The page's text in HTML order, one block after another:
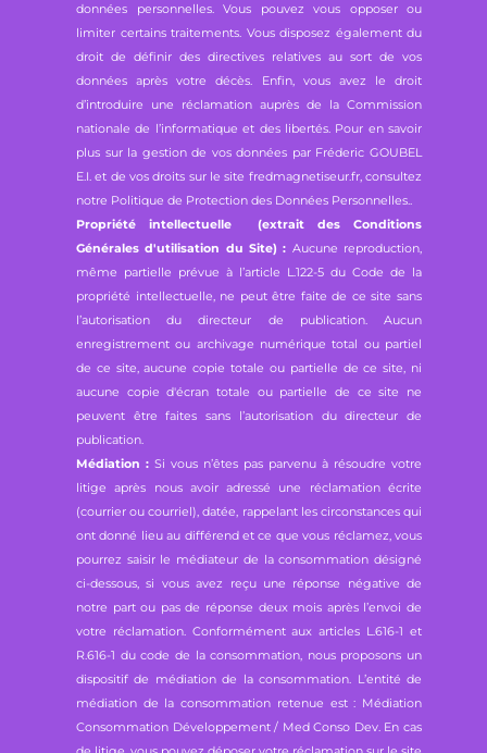
données personnelles. Vous pouvez vous opposer ou
limiter certains traitements. Vous disposez également du
droit de définir des directives relatives au sort de vos
données après votre décès. Enfin, vous avez le droit
d’introduire une réclamation auprès de la Commission
nationale de l’informatique et des libertés. Pour en savoir
plus sur la gestion de vos données par Fréderic GOUBEL
E.I. et de vos droits sur le site fredmagnetiseur.fr, consultez
notre Politique de Protection des Données Personnelles..
Propriété intellectuelle (extrait des Conditions
Générales d'utilisation du Site) : Aucune reproduction,
même partielle prévue à l’article L.122-5 du Code de la
propriété intellectuelle, ne peut être faite de ce site sans
l’autorisation du directeur de publication. Aucun
enregistrement ou archivage numérique total ou partiel
de ce site, aucune copie totale ou partielle de ce site, ni
aucune copie d'écran totale ou partielle de ce site ne
peuvent être faites sans l’autorisation du directeur de
publication.
Médiation : Si vous n’êtes pas parvenu à résoudre votre
litige après nous avoir adressé une réclamation écrite
(courrier ou courriel), datée, rappelant les circonstances qui
ont donné lieu au différend et ce que vous réclamez, vous
pourrez saisir le médiateur de la consommation désigné
ci-dessous, si vous avez reçu une réponse négative de
notre part ou pas de réponse deux mois après l’envoi de
votre réclamation. Conformément aux articles L.616-1 et
R.616-1 du code de la consommation, nous proposons un
dispositif de médiation de la consommation. L’entité de
médiation de la consommation retenue est : Médiation
Consommation Développement / Med Conso Dev. En cas